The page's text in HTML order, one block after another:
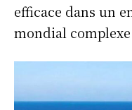
efficace dans un
mondial